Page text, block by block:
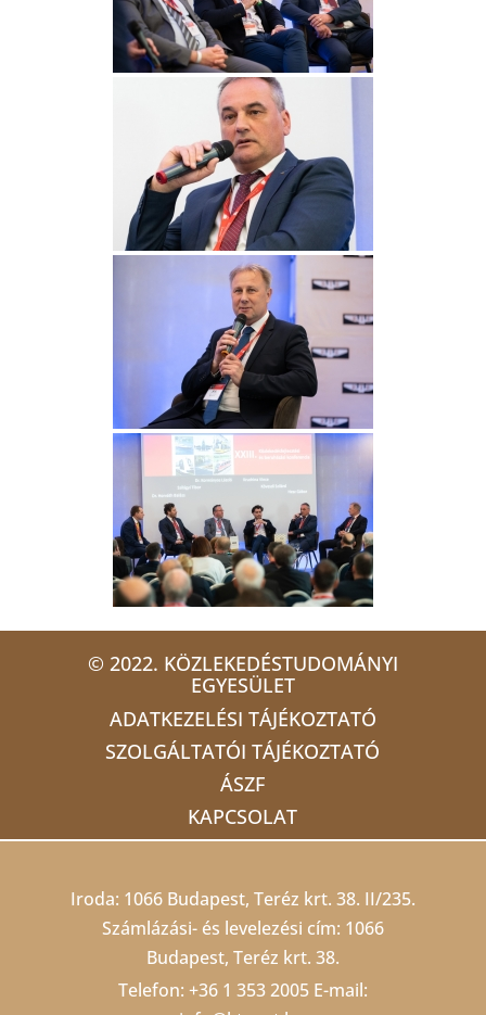
© 2022. KÖZLEKEDÉSTUDOMÁNYI
EGYESÜLET
ADATKEZELÉSI TÁJÉKOZTATÓ
SZOLGÁLTATÓI TÁJÉKOZTATÓ
ÁSZF
KAPCSOLAT
Iroda: 1066 Budapest, Teréz krt. 38. II/235.
Számlázási- és levelezési cím: 1066
Budapest, Teréz krt. 38.
Telefon: +36 1 353 2005 E-mail: